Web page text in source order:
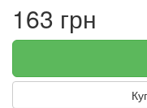
163 грн